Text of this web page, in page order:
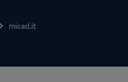
micad.it